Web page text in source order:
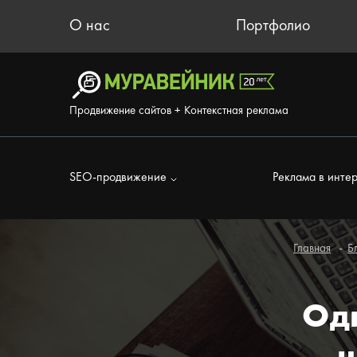
О нас Портфолио
Продвижение сайтов + Контекстная реклама
SEO-продвижение Реклама в
Главная